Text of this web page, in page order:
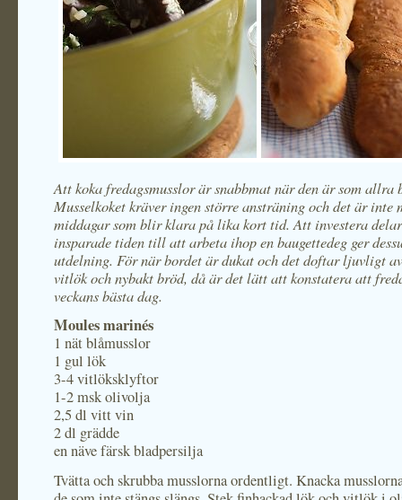
Att koka fredagsmusslor är snabbmat när den är som allra
Musselkoket kräver ingen större ansträning och det är inte
middagar som blir klara på lika kort tid. Att investera
insparade tiden till att arbeta ihop en baugettedeg ger
utdelning. För när bordet är dukat och det doftar ljuvligt
vitlök och nybakt bröd, då är det lätt att konstatera att
veckans bästa dag.
Moules marinés
1 nät blåmusslor
1 gul lök
3-4 vitlöksklyftor
1-2 msk olivolja
2,5 dl vitt vin
2 dl grädde
en näve färsk bladpersilja
Tvätta och skrubba musslorna ordentligt. Knacka